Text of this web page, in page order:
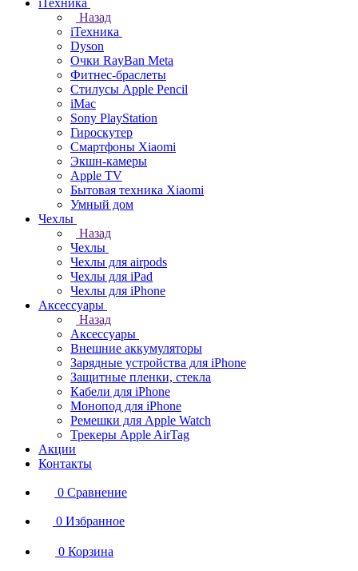
iТехника
Назад
iТехника
Dyson
Очки RayBan Meta
Фитнес-браслеты
Стилусы Apple Pencil
iMac
Sony PlayStation
Гироскутер
Смартфоны Xiaomi
Экшн-камеры
Apple TV
Бытовая техника Xiaomi
Умный дом
Чехлы
Назад
Чехлы
Чехлы для airpods
Чехлы для iPad
Чехлы для iPhone
Аксессуары
Назад
Аксессуары
Внешние аккумуляторы
Зарядные устройства для iPhone
Защитные пленки, стекла
Кабели для iPhone
Монопод для iPhone
Ремешки для Apple Watch
Трекеры Apple AirTag
Акции
Контакты
0 Сравнение
0 Избранное
0 Корзина